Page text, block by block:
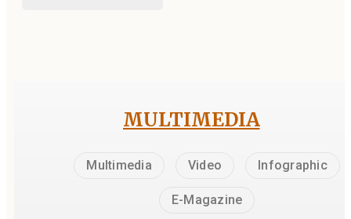
MULTIMEDIA
Multimedia Video Infographic
E-Magazine